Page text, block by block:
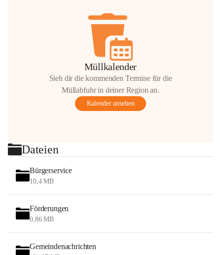
Müllkalender
Sieh dir die kommenden Termine für die
Müllabfuhr in deiner Region an.
Kalender ansehen
Dateien
Bürgerservice
10,4 MB
Förderungen
0,86 MB
Gemeindenachrichten